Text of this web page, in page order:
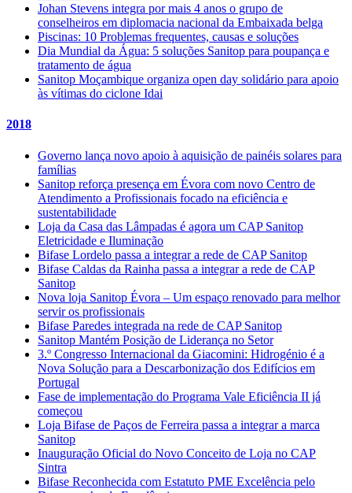
Johan Stevens integra por mais 4 anos o grupo de
conselheiros em diplomacia nacional da Embaixada belga
Piscinas: 10 Problemas frequentes, causas e soluções
Dia Mundial da Água: 5 soluções Sanitop para poupança e
tratamento de água
Sanitop Moçambique organiza open day solidário para apoio
às vítimas do ciclone Idai
2018
Governo lança novo apoio à aquisição de painéis solares para
famílias
Sanitop reforça presença em Évora com novo Centro de
Atendimento a Profissionais focado na eficiência e
sustentabilidade
Loja da Casa das Lâmpadas é agora um CAP Sanitop
Eletricidade e Iluminação
Bifase Lordelo passa a integrar a rede de CAP Sanitop
Bifase Caldas da Rainha passa a integrar a rede de CAP
Sanitop
Nova loja Sanitop Évora – Um espaço renovado para melhor
servir os profissionais
Bifase Paredes integrada na rede de CAP Sanitop
Sanitop Mantém Posição de Liderança no Setor
3.º Congresso Internacional da Giacomini: Hidrogénio é a
Nova Solução para a Descarbonização dos Edifícios em
Portugal
Fase de implementação do Programa Vale Eficiência II já
começou
Loja Bifase de Paços de Ferreira passa a integrar a marca
Sanitop
Inauguração Oficial do Novo Conceito de Loja no CAP
Sintra
Bifase Reconhecida com Estatuto PME Excelência pelo